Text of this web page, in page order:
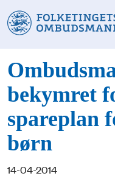
bekymret
spareplan
børn
14-04-2014